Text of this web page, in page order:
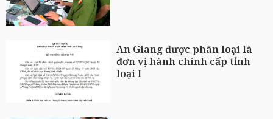
An Giang được phân loại là
đơn vị hành chính cấp tỉnh
loại I